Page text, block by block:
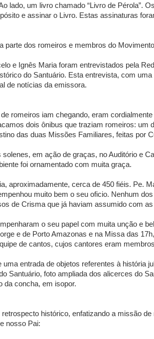
lado, um livro chamado “Livro de Pérola”.
e assinar o Livro. Estas assinaturas
parte dos romeiros e membros do
e Ignês Maria foram entrevistados pela
do Santuário. Esta entrevista, com
de notícias da emissora.
romeiros iam chegando, eram
dois ônibus que traziam romeiros: um
das duas Missões Familiares, feitas por
em ação de graças, no Auditório e
foi ornamentado com muita graça.
aproximadamente, cerca de 450 fiéis. Pe.
muito bem o seu oficio. Nenhum
de Crisma que já haviam assumido com
o seu papel com muita unção e
e de Porto Amazonas e na Missa das
de cantos, cujos cantores eram
uma entrada de objetos referentes à história
Santuário, foto ampliada dos alicerces do
da concha, em isopor.
histórico, enfatizando a missão
nosso Pai: